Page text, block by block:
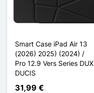
Smart Case iPad Air 13
(2026) 2025) (2024) /
Pro 12.9 Vers Series DUX
DUCIS
31,99 €